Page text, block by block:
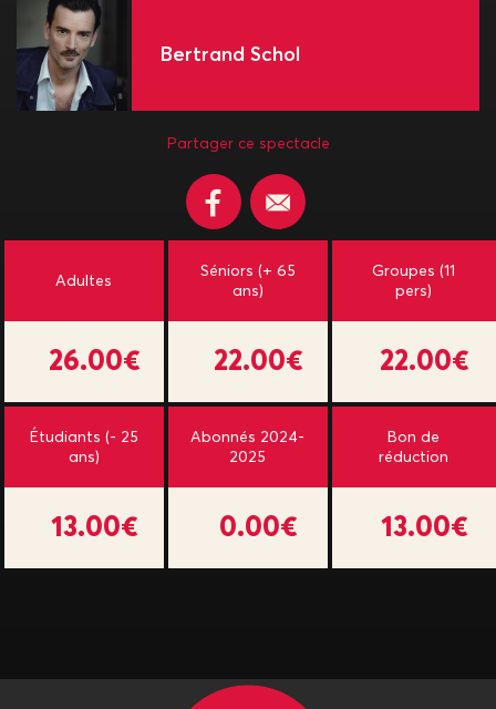
Bertrand Schol
Partager ce spectacle
Adultes
26.00€
Séniors (+ 65
ans)
22.00€
Groupes (11
pers)
22.00€
Étudiants (- 25
ans)
13.00€
Abonnés 2024-
2025
0.00€
Bon de
réduction
13.00€